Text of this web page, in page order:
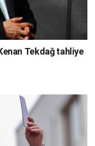
Tekdağ tahliye